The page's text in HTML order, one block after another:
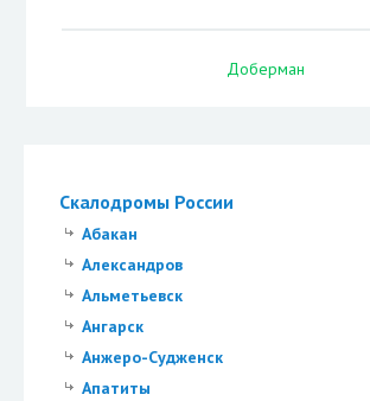
Скалодромы России
Абакан
Александров
Альметьевск
Ангарск
Анжеро-Судженск
Апатиты
Доберман